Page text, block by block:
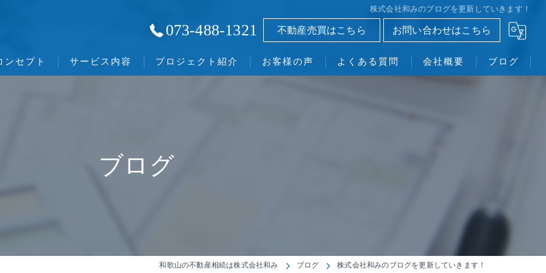
株式会社和みのブログを更新していきます！
073-488-1321 不動産売買はこちら お問い合わせはこちら
ンセプト
歌山の不動産相続･株式会社和みのお客様の声
サービス内容 プロジェクト紹介 お客様の声 よくある質問 会社概要 ブログ
ブログ
和歌山の不動産相続は株式会社和み ブログ 株式会社和みのブログを更新していきます！